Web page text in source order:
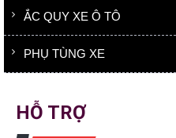
ẮC QUY XE Ô TÔ
PHỤ TÙNG XE
HỖ TRỢ